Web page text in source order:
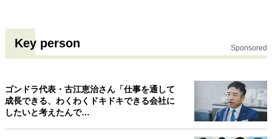
Key person Sponsored
ゴンドラ代表・古江恵治さん「仕事を通して
成長できる、わくわくドキドキできる会社に
したいと考えたんで…